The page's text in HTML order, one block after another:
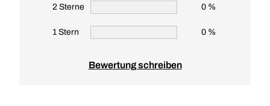
2 Sterne 0 %
1 Stern 0 %
Bewertung schreiben